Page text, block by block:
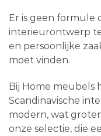
Er is geen formule
interieurontwerp
en persoonlijke
moet vinden.
Bij Home meubels
Scandinavische
modern, wat
onze selectie, die